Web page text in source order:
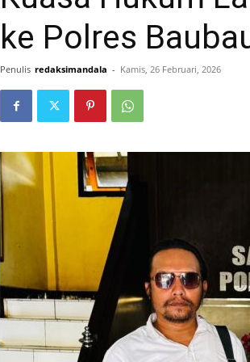
ke Polres
Penulis redaksimandala - Kamis, 26 Februari, 2026